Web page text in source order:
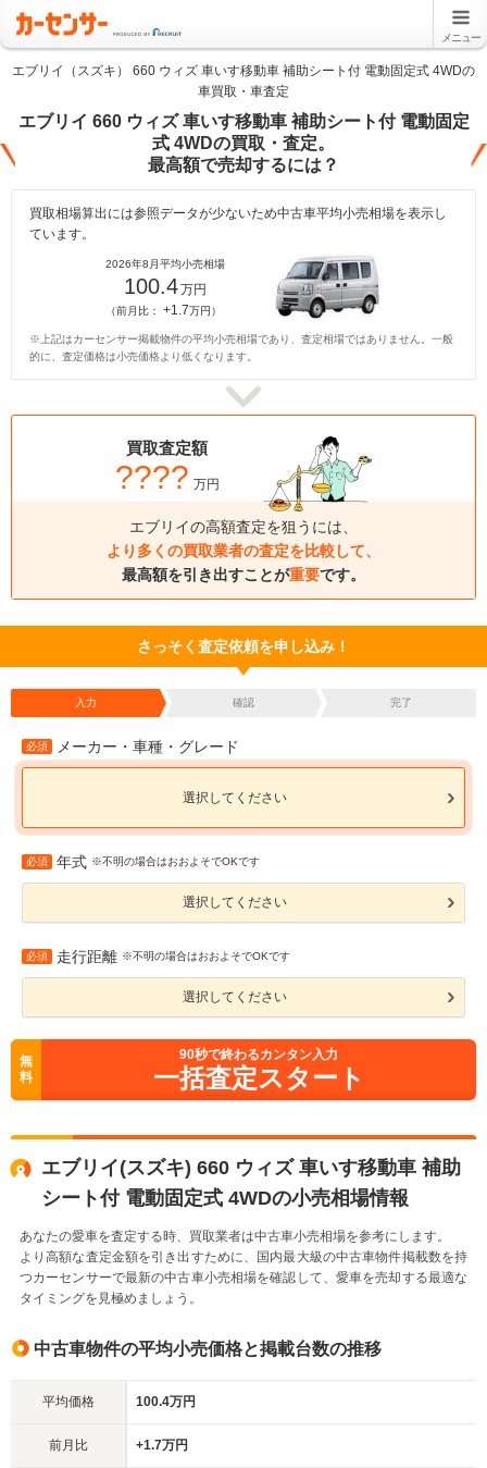
メニュー
エブリイ（スズキ） 660 ウィズ 車いす移動車 補助シート付 電動固定式 4WDの
車買取・車査定
エブリイ 660 ウィズ 車いす移動車 補助シート付 電動固定
式 4WDの買取・査定。
最高額で売却するには？
買取相場算出には参照データが少ないため中古車平均小売相場を表示し
ています。
2026年8月平均小売相場
100.4万円
（前月比： +1.7万円）
※上記はカーセンサー掲載物件の平均小売相場であり、査定相場ではありません。一般
的に、査定価格は小売価格より低くなります。
買取査定額
???? 万円
エブリイの高額査定を狙うには、
より多くの買取業者の査定を比較して、
最高額を引き出すことが重要です。
さっそく査定依頼を申し込み！
入力 確認 完了
必須 メーカー・車種・グレード
選択してください
必須 年式 ※不明の場合はおおよそでOKです
選択してください
必須 走行距離 ※不明の場合はおおよそでOKです
選択してください
無
料
90秒で終わるカンタン入力
一括査定スタート
エブリイ(スズキ) 660 ウィズ 車いす移動車 補助
シート付 電動固定式 4WDの小売相場情報
あなたの愛車を査定する時、買取業者は中古車小売相場を参考にします。
より高額な査定金額を引き出すために、国内最大級の中古車物件掲載数を持
つカーセンサーで最新の中古車小売相場を確認して、愛車を売却する最適な
タイミングを見極めましょう。
中古車物件の平均小売価格と掲載台数の推移
平均価格 100.4万円
前月比 +1.7万円